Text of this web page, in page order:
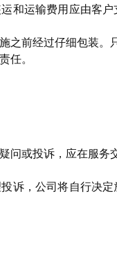
和运输费用应由客
之前经过仔细包装。
任。
问或投诉，应在服务
诉，公司将自行决